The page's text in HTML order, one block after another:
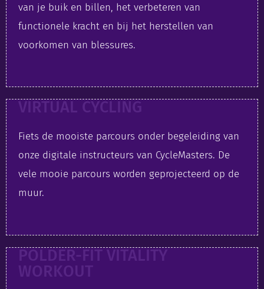
van je buik en billen, het verbeteren van
functionele kracht en bij het herstellen van
voorkomen van blessures.
VIRTUAL CYCLING
Fiets de mooiste parcours onder begeleiding van
onze digitale instructeurs van CycleMasters. De
vele mooie parcours worden geprojecteerd op de
muur.
POLDER-FIT VITALITY
WORKOUT